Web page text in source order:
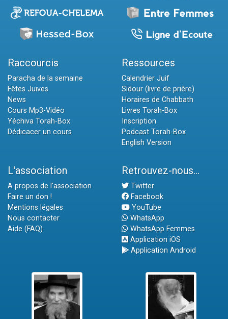
Raccourcis
Paracha de la semaine
Fêtes Juives
News
Cours Mp3-Vidéo
Yéchiva Torah-Box
Dédicacer un cours
Ressources
Calendrier Juif
Sidour (livre de prière)
Horaires de Chabbath
Livres Torah-Box
Inscription
Podcast Torah-Box
English Version
L'association
A propos de l'association
Faire un don !
Mentions légales
Nous contacter
Aide (FAQ)
Retrouvez-nous...
Twitter
Facebook
YouTube
WhatsApp
WhatsApp Femmes
Application iOS
Application Android